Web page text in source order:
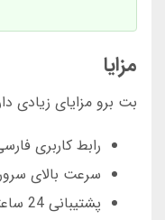
مزایا
بت برو مزایای زیادی
رابط کاربری
سرعت بالای
پشتیبانی 24 ساعته به زبان فارسی